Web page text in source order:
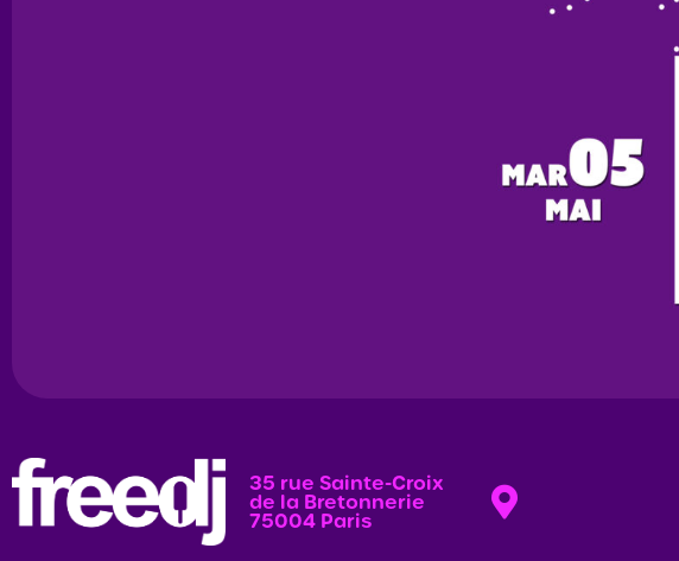
35 rue Sainte-Croix
de la Bretonnerie
75004 Paris